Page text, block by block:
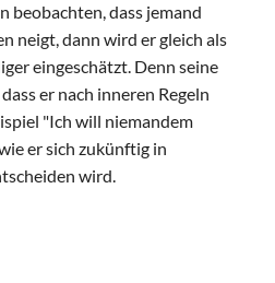
beobachten, dass jemand
neigt, dann wird er gleich als
eingeschätzt. Denn seine
er nach inneren Regeln
"Ich will niemandem
er sich zukünftig in
wird.